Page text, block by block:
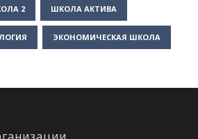
2 ШКОЛА АКТИВА
ЭКОНОМИЧЕСКАЯ ШКОЛА